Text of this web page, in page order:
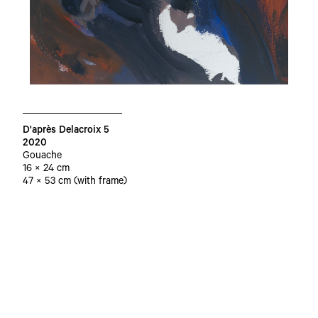
D'après Delacroix 5
2020
Gouache
16 × 24 cm
47 × 53 cm (with frame)